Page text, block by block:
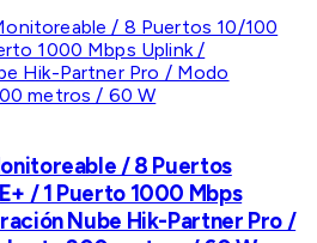
/ 8 Puertos
/ 1 Puerto 1000 Mbps
Nube Hik-Partner Pro /